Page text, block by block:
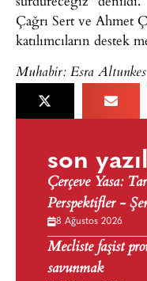
Çağrı Sert ve Ahmet
katılımcıların destek
Muhabir: Esra Altunkes
son
Çerçeve Yasa:
Perspektifler -
8 Ağustos 2026
Mecliste faşist
savunmak